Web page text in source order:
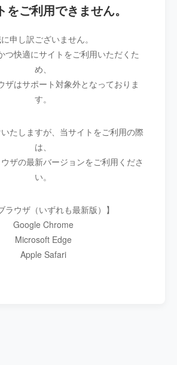
をご利用できません。
申し訳ございません。
つ快適にサイトをご利用いただくた
め、
ザはサポート対象外となっておりま
す。
たしますが、当サイトをご利用の際
は、
ザの最新バージョンをご利用くださ
い。
ラウザ（いずれも最新版）】
Google Chrome
Microsoft Edge
Apple Safari